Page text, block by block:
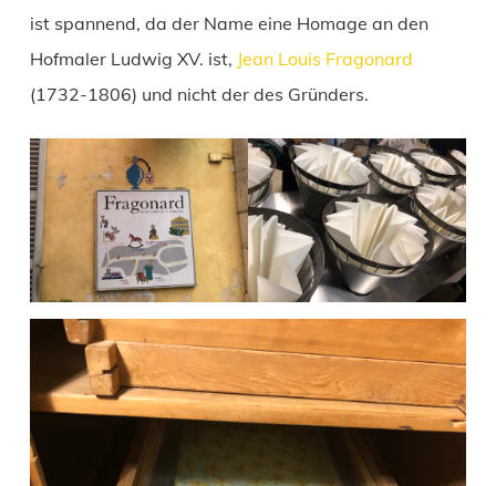
ist spannend, da der Name eine Homage an den
Hofmaler Ludwig XV. ist, Jean Louis Fragonard
(1732-1806) und nicht der des Gründers.